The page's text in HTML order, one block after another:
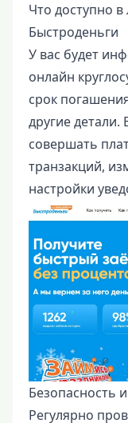
Что доступно
Быстроденьги
У вас будет
онлайн
срок
другие
совершать
транзакций,
настройки
Безопасность
Регулярно